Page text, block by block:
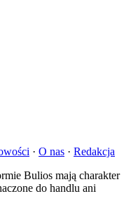
· O nas · Redakcja
Bulios mają charakter
do handlu ani